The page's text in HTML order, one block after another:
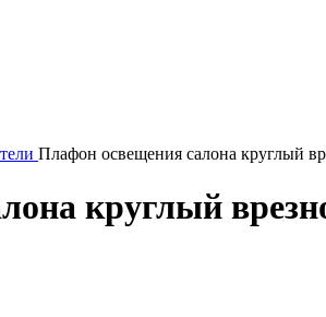
Плафон освещения салона круглый
круглый